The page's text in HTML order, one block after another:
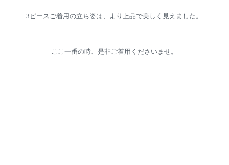
3ピースご着用の立ち姿は、より上品で美しく見えました。
ここ一番の時、是非ご着用くださいませ。